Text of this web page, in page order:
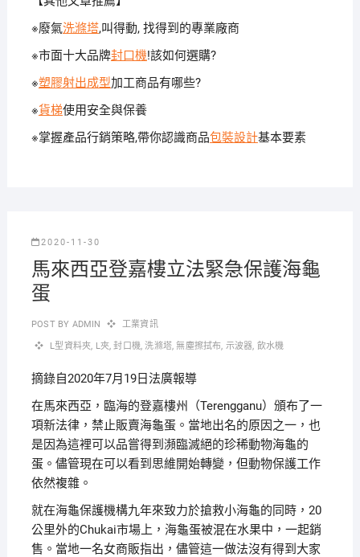
※廢氣洗滌塔,叫得動, 找得到的專業廠商‎
※市面十大品牌封口機!該如何選購?
※塑膠射出成型加工商品有哪些?
※貨梯使用安全與保養
※掌握產品行銷策略,帶你認識商品包裝設計基本要素
2020-11-30
馬來西亞登嘉樓立法緊急保護海龜
蛋
POST BY ADMIN 工業資訊
L型資料夾, L夾,封口機,洗滌塔,無塵擦拭布, 示波器, 飲水機
摘錄自2020年7月19日法廣報導
在馬來西亞，臨海的登嘉樓州（Terengganu）頒布了一
項新法律，禁止販賣海龜蛋。當地出名的原因之一，也
是因為這裡可以品嘗得到瀕臨滅絕的珍稀動物海龜的
蛋。儘管現在可以看到思維開始轉變，但動物保護工作
依然複雜。
就在海龜保護機構九年來致力於搶救小海龜的同時，20
公里外的Chukai市場上，海龜蛋被混在水果中，一起銷
售。當地一名女商販指出，儘管這一做法沒有得到大家